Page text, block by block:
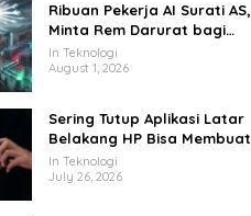
Ribuan Pekerja AI Surati AS,
Minta Rem Darurat bagi
Teknologi Canggih
In Teknologi
August 1, 2026
Sering Tutup Aplikasi Latar
Belakang HP Bisa Membuat
Baterai Lebih Boros
In Teknologi
July 26, 2026